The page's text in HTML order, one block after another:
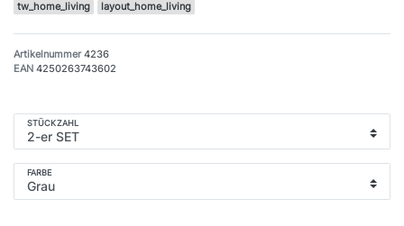
tw_home_living layout_home_living
Artikelnummer4236
EAN 4250263743602
STÜCKZAHL
FARBE